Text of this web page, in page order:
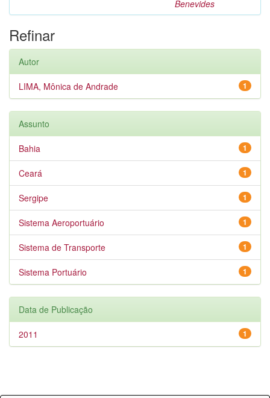
Benevides
Refinar
Autor
1
LIMA, Mônica de Andrade
Assunto
1
Bahia
1
Ceará
1
Sergipe
1
Sistema Aeroportuário
1
Sistema de Transporte
1
Sistema Portuário
Data de Publicação
1
2011